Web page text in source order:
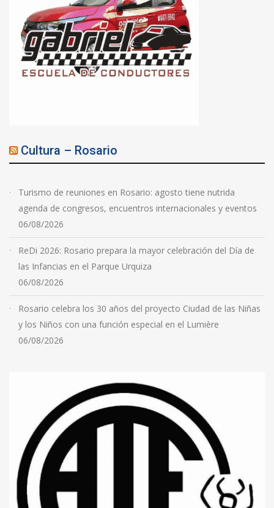
Cultura – Rosario
Turismo de reuniones en Rosario: agosto tiene nutrida
agenda de congresos, encuentros internacionales y eventos
06/08/2026
ReDi 2026: Rosario prepara la mayor celebración del Día de
las Infancias en el Parque Urquiza
06/08/2026
Rosario celebra los 30 años del proyecto Ciudad de las Niñas
y los Niños con una función especial en el Lumière
06/08/2026